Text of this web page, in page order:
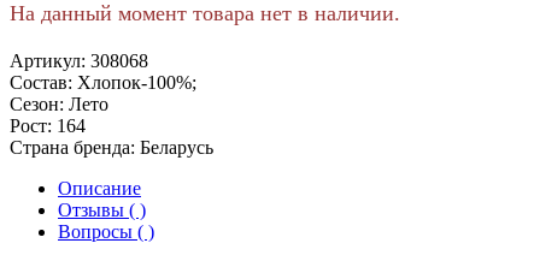
На данный момент товара нет в наличии.
Артикул: 308068
Состав: Хлопок-100%;
Сезон: Лето
Рост: 164
Страна бренда: Беларусь
Описание
Отзывы ( )
Вопросы ( )